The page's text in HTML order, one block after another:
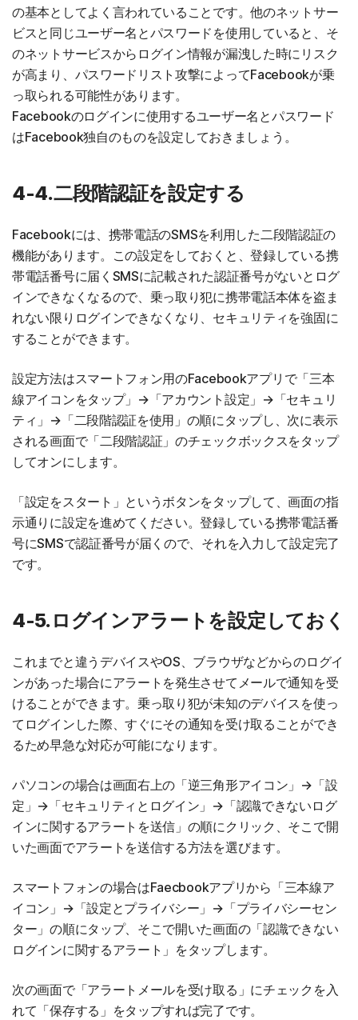
の基本としてよく言われていることです。他のネットサー
ビスと同じユーザー名とパスワードを使用していると、そ
のネットサービスからログイン情報が漏洩した時にリスク
が高まり、パスワードリスト攻撃によってFacebookが乗
っ取られる可能性があります。
Facebookのログインに使用するユーザー名とパスワード
はFacebook独自のものを設定しておきましょう。
4-4.二段階認証を設定する
Facebookには、携帯電話のSMSを利用した二段階認証の
機能があります。この設定をしておくと、登録している携
帯電話番号に届くSMSに記載された認証番号がないとログ
インできなくなるので、乗っ取り犯に携帯電話本体を盗ま
れない限りログインできなくなり、セキュリティを強固に
することができます。
設定方法はスマートフォン用のFacebookアプリで「三本
線アイコンをタップ」→「アカウント設定」→「セキュリ
ティ」→「二段階認証を使用」の順にタップし、次に表示
される画面で「二段階認証」のチェックボックスをタップ
してオンにします。
「設定をスタート」というボタンをタップして、画面の指
示通りに設定を進めてください。登録している携帯電話番
号にSMSで認証番号が届くので、それを入力して設定完了
です。
4-5.ログインアラートを設定しておく
これまでと違うデバイスやOS、ブラウザなどからのログイ
ンがあった場合にアラートを発生させてメールで通知を受
けることができます。乗っ取り犯が未知のデバイスを使っ
てログインした際、すぐにその通知を受け取ることができ
るため早急な対応が可能になります。
パソコンの場合は画面右上の「逆三角形アイコン」→「設
定」→「セキュリティとログイン」→「認識できないログ
インに関するアラートを送信」の順にクリック、そこで開
いた画面でアラートを送信する方法を選びます。
スマートフォンの場合はFaecbookアプリから「三本線ア
イコン」→「設定とプライバシー」→「プライバシーセン
ター」の順にタップ、そこで開いた画面の「認識できない
ログインに関するアラート」をタップします。
次の画面で「アラートメールを受け取る」にチェックを入
れて「保存する」をタップすれば完了です。